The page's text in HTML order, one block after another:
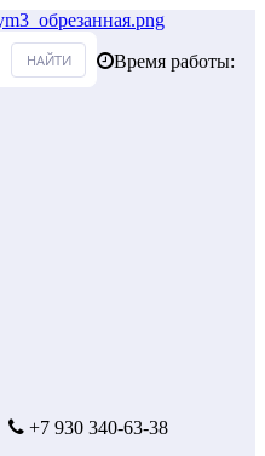
Время работы:
+7 930 340-63-38